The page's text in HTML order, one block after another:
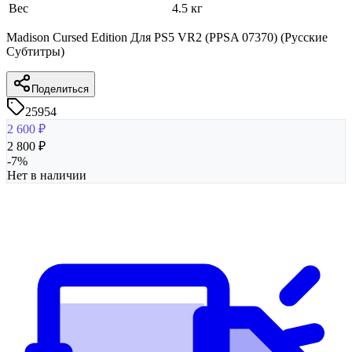
Вес
4.5 кг
Madison Cursed Edition Для PS5 VR2 (PPSA 07370) (Русские
Субтитры)
Поделиться
25954
2 600 ₽
2 800 ₽
-7%
Нет в наличии